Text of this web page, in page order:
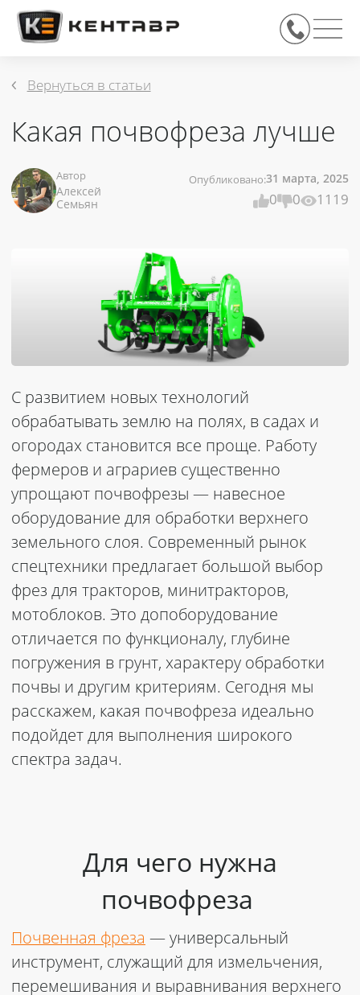
Вернуться в статьи
Какая почвофреза лучше
Автор
Алексей
Семьян
Опубликовано:31 марта, 2025
0 0 1119
С развитием новых технологий
обрабатывать землю на полях, в садах и
огородах становится все проще. Работу
фермеров и аграриев существенно
упрощают почвофрезы — навесное
оборудование для обработки верхнего
земельного слоя. Современный рынок
спецтехники предлагает большой выбор
фрез для тракторов, минитракторов,
мотоблоков. Это допоборудование
отличается по функционалу, глубине
погружения в грунт, характеру обработки
почвы и другим критериям. Сегодня мы
расскажем, какая почвофреза идеально
подойдет для выполнения широкого
спектра задач.
Для чего нужна
почвофреза
Почвенная фреза — универсальный
инструмент, служащий для измельчения,
перемешивания и выравнивания верхнего